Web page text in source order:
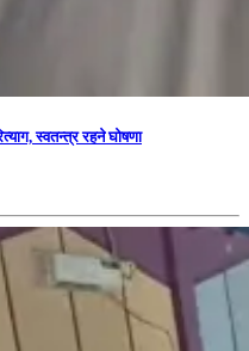
स्वतन्त्र रहने घोषणा